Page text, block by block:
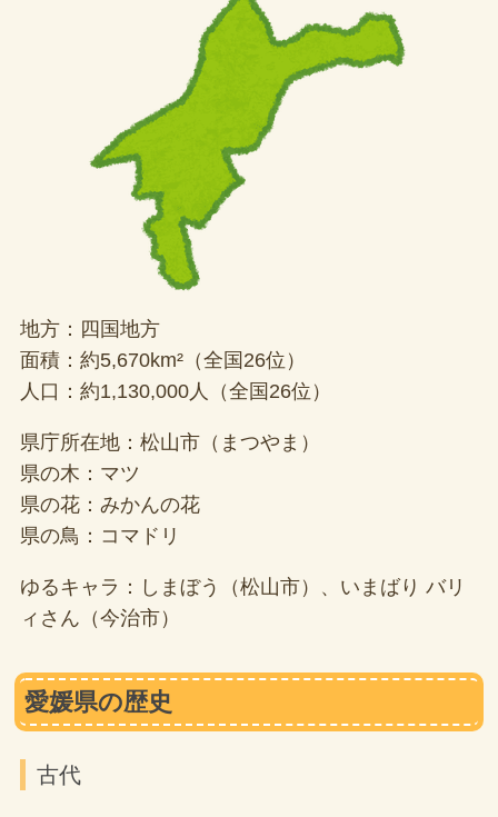
地方：四国地方
面積：約5,670km²（全国26位）
人口：約1,130,000人（全国26位）
県庁所在地：松山市（まつやま）
県の木：マツ
県の花：みかんの花
県の鳥：コマドリ
ゆるキャラ：しまぼう（松山市）、いまばり バリ
ィさん（今治市）
愛媛県の歴史
古代